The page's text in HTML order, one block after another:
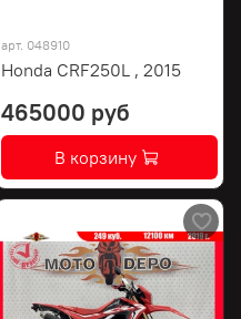
арт. 048910
Honda CRF250L , 2015
465000 руб
В корзину